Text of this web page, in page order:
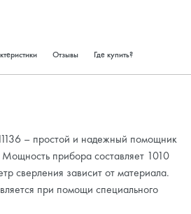
Отзывы Где купить?
– простой и надежный помощник
Мощность прибора составляет 1010
сверления зависит от материала.
при помощи специального